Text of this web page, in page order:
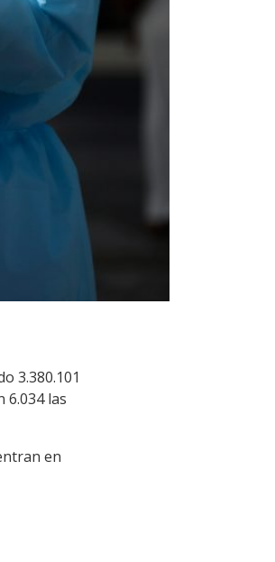
3.380.101
6.034 las
en